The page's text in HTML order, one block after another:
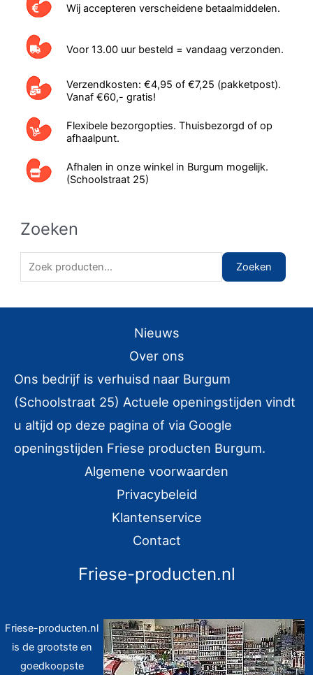
Wij accepteren verscheidene betaalmiddelen.
Voor 13.00 uur besteld = vandaag verzonden.
Verzendkosten: €4,95 of €7,25 (pakketpost).
Vanaf €60,- gratis!
Flexibele bezorgopties. Thuisbezorgd of op
afhaalpunt.
Afhalen in onze winkel in Burgum mogelijk.
(Schoolstraat 25)
Zoeken
o
n
a
a
r
Zoeken
Nieuws
Over ons
Ons bedrijf is verhuisd naar Burgum
(Schoolstraat 25) Actuele openingstijden vindt
u altijd op deze pagina of via Google
openingstijden Friese producten Burgum.
Algemene voorwaarden
Privacybeleid
Klantenservice
Contact
Friese-producten.nl
Friese-producten.nl
is de grootste en
goedkoopste